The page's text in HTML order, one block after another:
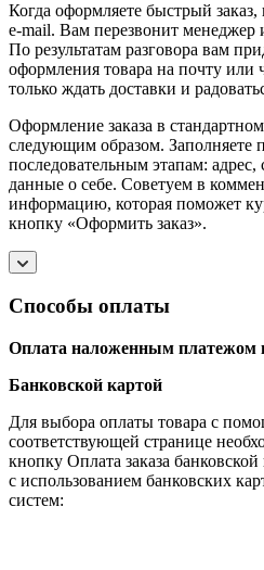
Когда оформляете быстрый
e-mail. Вам перезвонит менеджер
По результатам разговора вам
оформления товара на почту или
только ждать доставки и
Оформление заказа в
следующим образом. Заполняете
последовательным этапам:
данные о себе. Советуем в
информацию, которая поможет
кнопку «Оформить заказ».
Способы оплаты
Оплата наложенным платежом
Банковской картой
Для выбора оплаты товара с
соответствующей странице
кнопку Оплата заказа
с использованием банковских
систем: